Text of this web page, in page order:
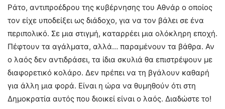
Ράτο, αντιπροέδρου της κυβέρνησης του Αθνάρ ο οποίος
τον είχε υποδείξει ως διάδοχο, για να τον βάλει σε ένα
περιπολικό. Σε μια στιγμή, καταρρέει μια ολόκληρη εποχή.
Πέφτουν τα αγάλματα, αλλά… παραμένουν τα βάθρα. Αν
ο λαός δεν αντιδράσει, τα ίδια σκυλιά θα επιστρέψουν με
διαφορετικό κολάρο. Δεν πρέπει να τη βγάλουν καθαρή
για άλλη μια φορά. Είναι η ώρα να θυμηθούν ότι στη
Δημοκρατία αυτός που διοικεί είναι ο λαός. Διαδώστε το!